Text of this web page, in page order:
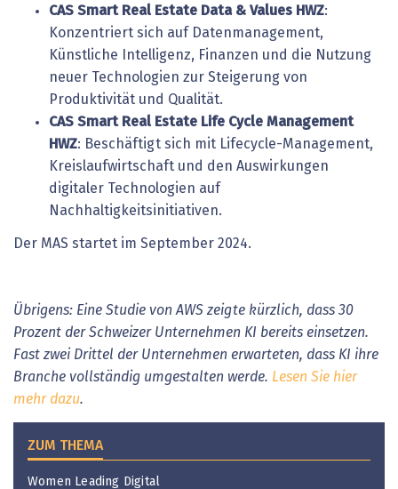
CAS Smart Real Estate Data & Values HWZ:
Konzentriert sich auf Datenmanagement,
Künstliche Intelligenz, Finanzen und die Nutzung
neuer Technologien zur Steigerung von
Produktivität und Qualität.
CAS Smart Real Estate Life Cycle Management
HWZ: Beschäftigt sich mit Lifecycle-Management,
Kreislaufwirtschaft und den Auswirkungen
digitaler Technologien auf
Nachhaltigkeitsinitiativen.
Der MAS startet im September 2024.
Übrigens: Eine Studie von AWS zeigte kürzlich, dass 30
Prozent der Schweizer Unternehmen KI bereits einsetzen.
Fast zwei Drittel der Unternehmen erwarteten, dass KI ihre
Branche vollständig umgestalten werde. Lesen Sie hier
mehr dazu.
ZUM THEMA
Women Leading Digital